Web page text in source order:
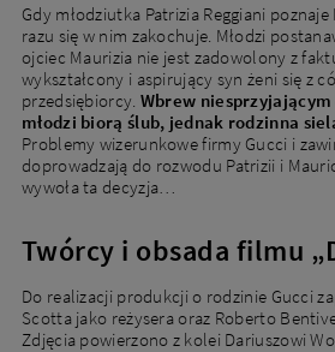
Gdy młodziutka Patrizia Reggiani
razu się w nim zakochuje. Młodzi
ojciec Maurizia nie jest zadowolony z
wykształcony i aspirujący syn żeni się z
przedsiębiorcy. Wbrew
młodzi biorą ślub, jednak rodzinna
Problemy wizerunkowe firmy Gucci i
doprowadzają do rozwodu Patrizii i
wywoła ta decyzja…
Twórcy i obsada filmu
Do realizacji produkcji o rodzinie Gucci
Scotta jako reżysera oraz Roberto
Zdjęcia powierzono z kolei Dariuszowi